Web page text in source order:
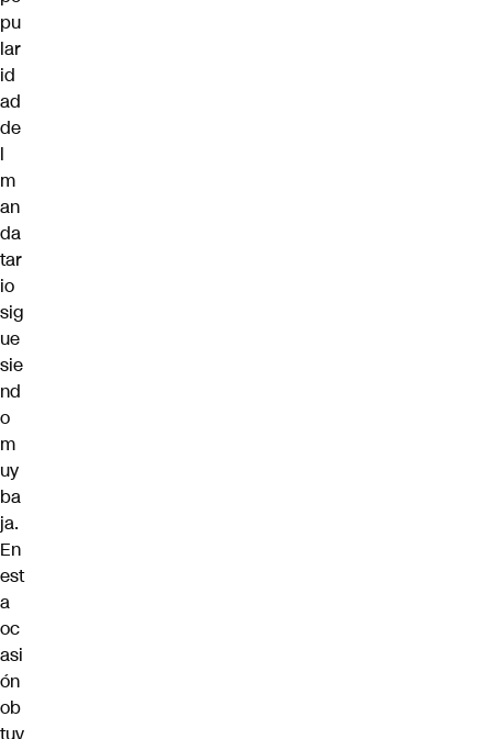
pu
lar
id
ad
de
l
m
an
da
tar
io
sig
ue
sie
nd
o
m
uy
ba
ja.
En
est
a
oc
asi
ón
ob
tuv